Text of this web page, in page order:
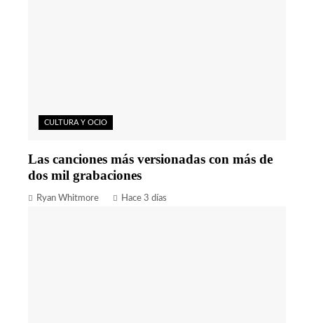
CULTURA Y OCIO
Las canciones más versionadas con más de
dos mil grabaciones
Ryan Whitmore Hace 3 días